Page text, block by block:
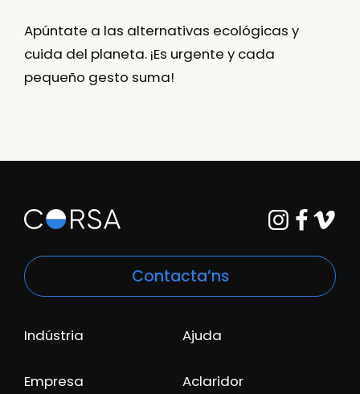
Apúntate a las alternativas ecológicas y
cuida del planeta.¡Es urgente y cada
pequeño gesto suma!
Contacta’ns
Indústria
Empresa
Ajuda
Aclaridor